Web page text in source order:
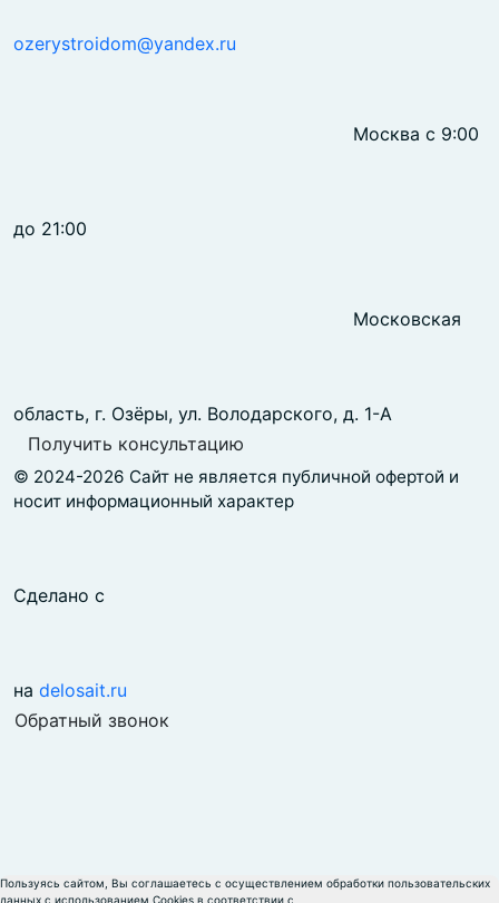
ozerystroidom@yandex.ru
Москва с 9:00
до 21:00
Московская
область, г. Озёры, ул. Володарского, д. 1-А
Получить консультацию
© 2024-2026 Сайт не является публичной офертой и
носит информационный характер
Сделано с
на delosait.ru
Пользуясь сайтом, Вы соглашаетесь с осуществлением обработки пользовательских
данных с использованием Cookies в соответствии с
Обратный звонок